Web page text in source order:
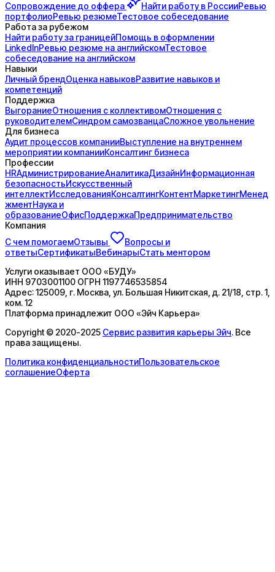
Сопровождение до оффера Найти работу в РоссииРевью
портфолиоРевью резюмеТестовое собеседование
Работа за рубежом
Найти работу за границейПомощь в оформлении
LinkedInРевью резюме на английскомТестовое
собеседование на английском
Навыки
Личный брендОценка навыковРазвитие навыков и
компетенций
Поддержка
ВыгораниеОтношения с коллективомОтношения с
руководителемСиндром самозванцаСложное увольнение
Для бизнеса
Аудит процессов компанииВыступление на внутреннем
мероприятии компанииКонсалтинг бизнеса
Профессии
HRАдминистрированиеАналитикаДизайнИнформационная
безопасностьИскусственный
интеллектИсследованияКонсалтингКонтентМаркетингМенед
жментНаука и
образованиеОфисПоддержкаПредпринимательство
Компания
С чем помогаемОтзывы
Вопросы и
ответыСертификатыВебинарыСтать ментором
Услуги оказывает ООО «БУДУ»
ИНН 9703001100 ОГРН 1197746535854
Адрес:125009, г. Москва, ул. Большая Никитская, д. 21/18, стр. 1,
ком. 12
Платформа принадлежит ООО «Эйч Карьера»
Copyright © 2020-2025 Сервис развития карьеры Эйч. Все
права защищены.
Политика конфиденциальностиПользовательское
соглашениеОферта